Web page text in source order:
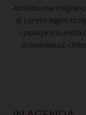
Ambito
di Loreto legno
rosso prima metà
provenienza: